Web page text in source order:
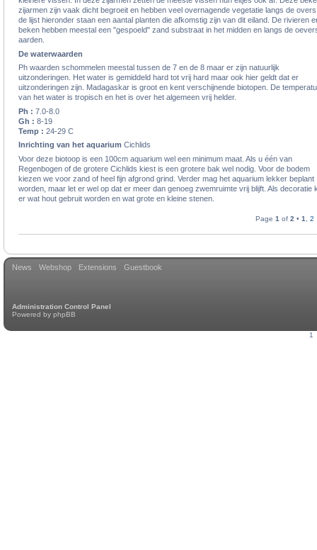
zijarmen zijn vaak dicht begroeit en hebben veel overnagende vegetatie langs de
de lijst hieronder staan een aantal planten die afkomstig zijn van dit eiland. De rivieren
beken hebben meestal een "gespoeld" zand substraat in het midden en langs de
aarden.
De waterwaarden
Ph waarden schommelen meestal tussen de 7 en de 8 maar er zijn natuurlijk
uitzonderingen. Het water is gemiddeld hard tot vrij hard maar ook hier geldt dat er
uitzonderingen zijn. Madagaskar is groot en kent verschijnende biotopen. De
van het water is tropisch en het is over het algemeen vrij helder.
Ph : 7.0-8.0
Gh : 8-19
Temp : 24-29 C
Inrichting van het aquarium Cichlids
Voor deze biotoop is een 100cm aquarium wel een minimum maat. Als u één van
Regenbogen of de grotere Cichlids kiest is een grotere bak wel nodig. Voor de bodem
kiezen we voor zand of heel fijn afgrond grind. Verder mag het aquarium lekker beplant
worden, maar let er wel op dat er meer dan genoeg zwemruimte vrij blijft. Als decoratie
er wat hout gebruit worden en wat grote en kleine stenen.
Page1 of2 •1 ,2
News Webshop Extensions Guestbook
Administration Control Panel
Powered by phpBB
1